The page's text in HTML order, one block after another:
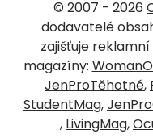
© 2007 - 2026
dodavatelé
zajišťuje reklamní
magazíny:
JenProTěhotné,
StudentMag,
, LivingMag,